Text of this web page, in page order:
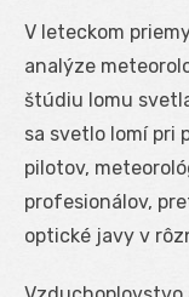
V leteckom
analýze
štúdiu lomu
sa svetlo lomí pri
pilotov,
profesionálov,
optické javy v